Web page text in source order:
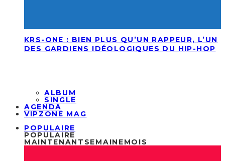
KRS-ONE : BIEN PLUS QU’UN RAPPEUR, L’UN
DES GARDIENS IDÉOLOGIQUES DU HIP-HOP
ALBUM
SINGLE
AGENDA
VIPZONE MAG
POPULAIRE
POPULAIRE
MAINTENANT SEMAINEMOIS